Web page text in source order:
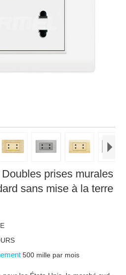
prises murales
sans mise à la terre
500 mille par mois